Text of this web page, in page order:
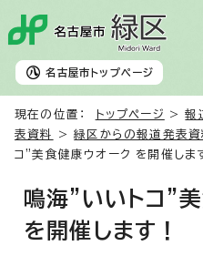
名古屋市 トップページ
現在の位置： トップページ >報
表資料
>緑区からの報道発表資
コ”美食健康ウオーク を開催しま
鳴海”いいトコ”
を開催します！